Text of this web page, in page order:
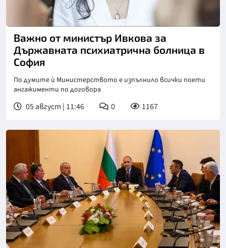
Снимка: БГНЕС
Важно от министър Ивкова за
Държавната психиатрична болница в
София
По думите ѝ Министерството е изпълнило всички поети
ангажименти по договора
05 август | 11:46 0 1167